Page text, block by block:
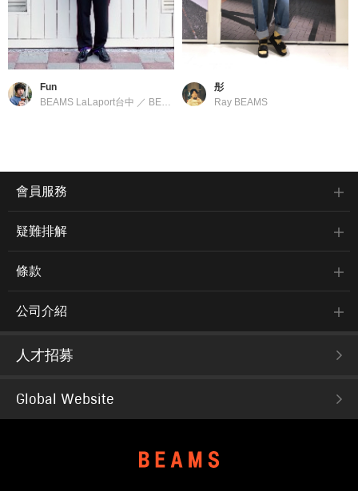
Fun
BEAMS LaLaport台中 ／ BEAMS
彤
Ray BEAMS
會員服務
疑難排解
條款
公司介紹
人才招募
Global Website